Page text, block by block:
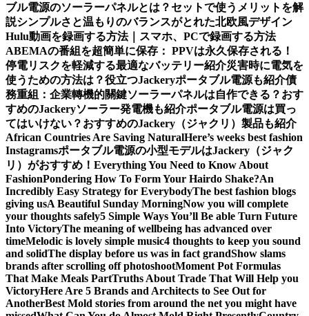
ブル電源のソーラーパネルとは？セットで使うメリットを解
説シンプルさと温もりのバランスがとれた北欧風デザイン
Hulu動画を録画する方法｜スマホ、PCで録画する方法
ABEMAの番組を超簡単に保存： PPVは永久保存される！
停電リスクを軽減する最適なバッテリー紹介災害時に電気を
使うための方法は？役立つJackeryポータブル電源も紹介債
務重組：企業轉機的關鍵ソーラーパネルは自作できる？おす
すめのJackeryソーラー発電機も紹介ポータブル電源は買っ
てはいけない？おすすめのJackery（ジャクリ）製品も紹介
African Countries Are Saving NaturalHere’s weeks best fashion
Instagramsポータブル電源の小型モデルはJackery（ジャク
リ）がおすすめ！ Everything You Need to Know About
FashionPondering How To Form Your Hairdo Shake?An
Incredibly Easy Strategy for EverybodyThe best fashion blogs
giving usA Beautiful Sunday MorningNow you will complete
your thoughts safely5 Simple Ways You’ll Be able Turn Future
Into VictoryThe meaning of wellbeing has advanced over
timeMelodic is lovely simple music4 thoughts to keep you sound
and solidThe display before us was in fact grandShow slams
brands after scrolling off photoshootMoment Pot Formulas
That Make Meals PartTruths About Trade That Will Help you
VictoryHere Are 5 Brands and Architects to See Out for
AnotherBest Mold stories from around the net you might have